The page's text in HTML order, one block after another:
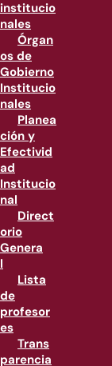
institucio
nales
Órgan
os de
Gobierno
Institucio
nales
Planea
ción y
Efectivid
ad
Institucio
nal
Direct
orio
Genera
l
Lista
de
profesor
es
Trans
parencia